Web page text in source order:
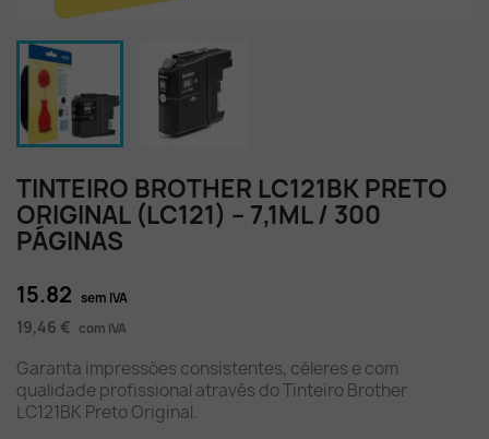
TINTEIRO BROTHER LC121BK PRETO
ORIGINAL (LC121) – 7,1ML / 300
PÁGINAS
15.82 sem IVA
19,46 € com IVA
Garanta impressões consistentes, céleres e com
qualidade profissional através do Tinteiro Brother
LC121BK Preto Original.